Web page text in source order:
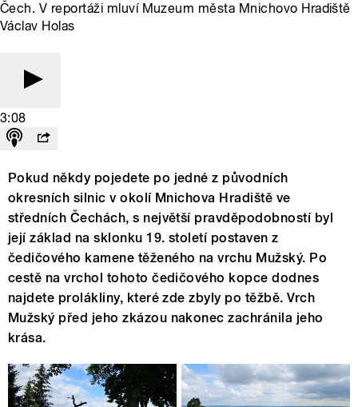
Čech. V reportáži mluví Muzeum města Mnichovo Hradiště
Václav Holas
3:08
Pokud někdy pojedete po jedné z původních
okresních silnic v okolí Mnichova Hradiště ve
středních Čechách, s největší pravděpodobností byl
její základ na sklonku 19. století postaven z
čedičového kamene těženého na vrchu Mužský. Po
cestě na vrchol tohoto čedičového kopce dodnes
najdete prolákliny, které zde zbyly po těžbě. Vrch
Mužský před jeho zkázou nakonec zachránila jeho
krása.